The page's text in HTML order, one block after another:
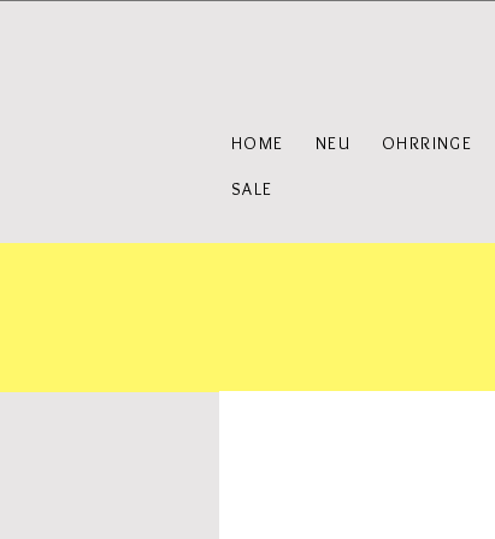
HOME NEU OHRRINGE
SALE